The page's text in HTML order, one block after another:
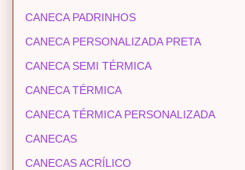
CANECA PADRINHOS
CANECA PERSONALIZADA PRETA
CANECA SEMI TÉRMICA
CANECA TÉRMICA
CANECA TÉRMICA PERSONALIZADA
CANECAS
CANECAS ACRÍLICO